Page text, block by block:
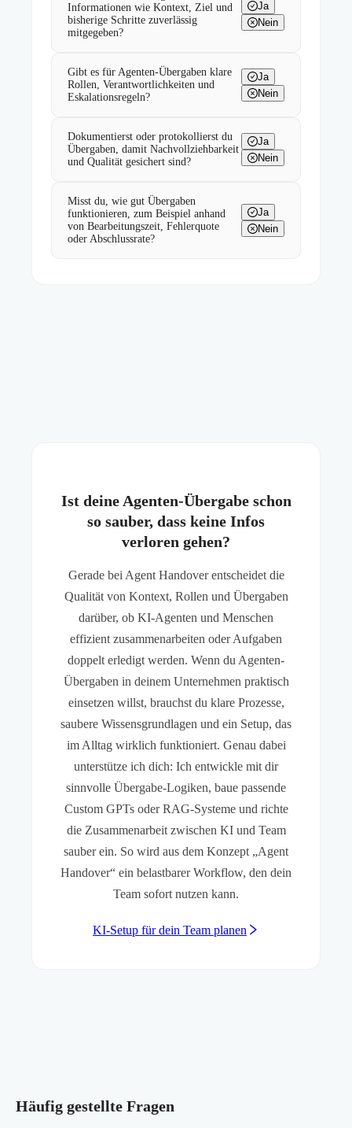
Informationen wie Kontext, Ziel und
bisherige Schritte zuverlässig
mitgegeben?
Ja
Nein
Gibt es für Agenten-Übergaben klare
Rollen, Verantwortlichkeiten und
Eskalationsregeln?
Ja
Nein
Dokumentierst oder protokollierst du
Übergaben, damit Nachvollziehbarkeit
und Qualität gesichert sind?
Ja
Nein
Misst du, wie gut Übergaben
funktionieren, zum Beispiel anhand
von Bearbeitungszeit, Fehlerquote
oder Abschlussrate?
Ja
Nein
Ist deine Agenten-Übergabe schon
so sauber, dass keine Infos
verloren gehen?
Gerade bei Agent Handover entscheidet die
Qualität von Kontext, Rollen und Übergaben
darüber, ob KI-Agenten und Menschen
effizient zusammenarbeiten oder Aufgaben
doppelt erledigt werden. Wenn du Agenten-
Übergaben in deinem Unternehmen praktisch
einsetzen willst, brauchst du klare Prozesse,
saubere Wissensgrundlagen und ein Setup, das
im Alltag wirklich funktioniert. Genau dabei
unterstütze ich dich: Ich entwickle mit dir
sinnvolle Übergabe-Logiken, baue passende
Custom GPTs oder RAG-Systeme und richte
die Zusammenarbeit zwischen KI und Team
sauber ein. So wird aus dem Konzept „Agent
Handover“ ein belastbarer Workflow, den dein
Team sofort nutzen kann.
KI-Setup für dein Team planen
Häufig gestellte Fragen